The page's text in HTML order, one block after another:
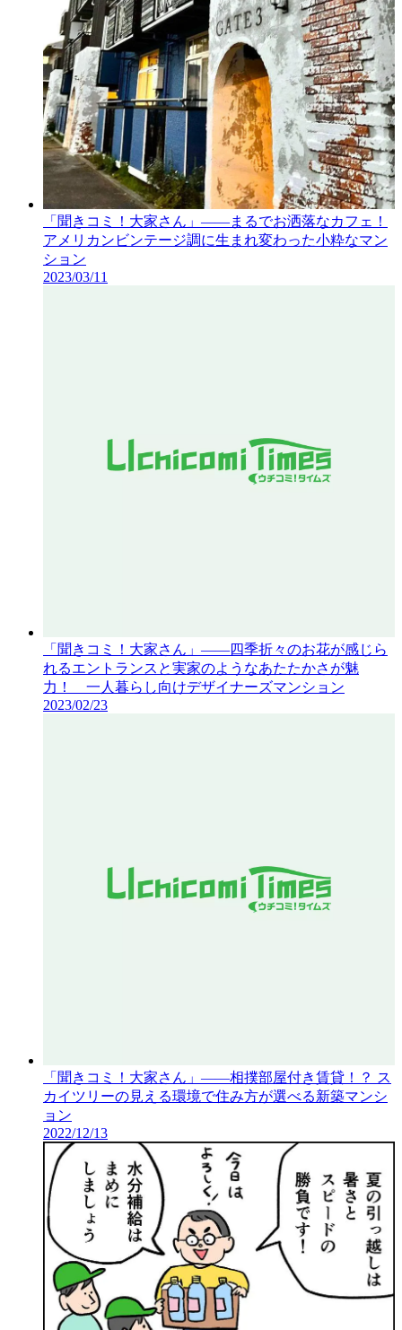
「聞きコミ！大家さん」——まるでお洒落なカフェ！
アメリカンビンテージ調に生まれ変わった小粋なマン
ション
2023/03/11
「聞きコミ！大家さん」——四季折々のお花が感じら
れるエントランスと実家のようなあたたかさが魅
力！ 一人暮らし向けデザイナーズマンション
2023/02/23
「聞きコミ！大家さん」——相撲部屋付き賃貸！？ ス
カイツリーの見える環境で住み方が選べる新築マンシ
ョン
2022/12/13